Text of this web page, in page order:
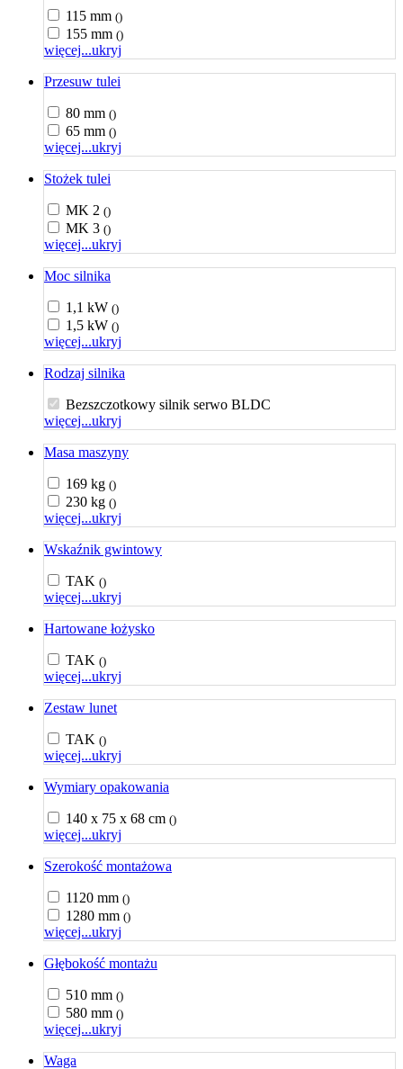
115 mm ()
155 mm ()
więcej...ukryj
Przesuw tulei
80 mm ()
65 mm ()
więcej...ukryj
Stożek tulei
MK 2 ()
MK 3 ()
więcej...ukryj
Moc silnika
1,1 kW ()
1,5 kW ()
więcej...ukryj
Rodzaj silnika
Bezszczotkowy silnik serwo BLDC
więcej...ukryj
Masa maszyny
169 kg ()
230 kg ()
więcej...ukryj
Wskaźnik gwintowy
TAK ()
więcej...ukryj
Hartowane łożysko
TAK ()
więcej...ukryj
Zestaw lunet
TAK ()
więcej...ukryj
Wymiary opakowania
140 x 75 x 68 cm ()
więcej...ukryj
Szerokość montażowa
1120 mm ()
1280 mm ()
więcej...ukryj
Głębokość montażu
510 mm ()
580 mm ()
więcej...ukryj
Waga